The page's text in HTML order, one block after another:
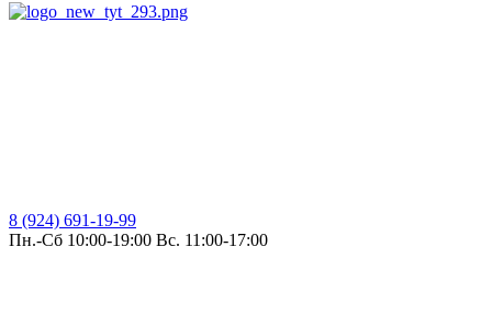
8 (924) 691-19-99
Пн.-Сб 10:00-19:00 Вс. 11:00-17:00